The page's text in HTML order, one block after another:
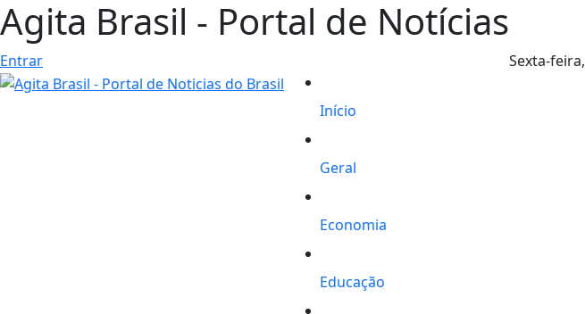
Agita Brasil - Portal de Notícias
Entrar Sexta-feira,
Início
Geral
Economia
Educação